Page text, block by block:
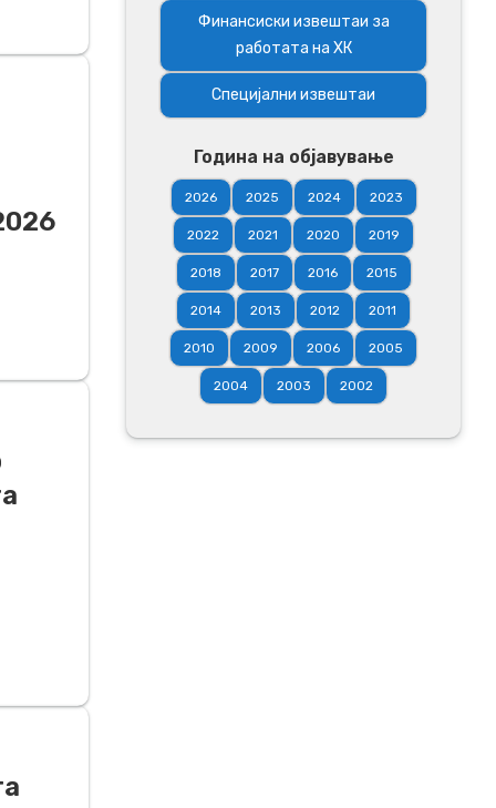
Финансиски извештаи за
работата на ХК
Специјални извештаи
Година на објавување
2026 2025 2024 2023
2022 2021 2020 2019
2018 2017 2016 2015
2014 2013 2012 2011
2010 2009 2006 2005
2004 2003 2002